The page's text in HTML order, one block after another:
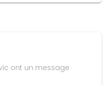
ont un message